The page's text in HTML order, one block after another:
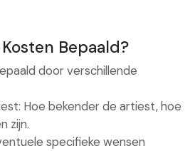
Bepaald?
door verschillende
Hoe bekender de artiest, hoe
zijn.
specifieke wensen